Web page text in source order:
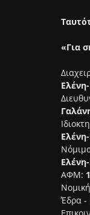
«Για
ΑΦΜ:
Έδρα -